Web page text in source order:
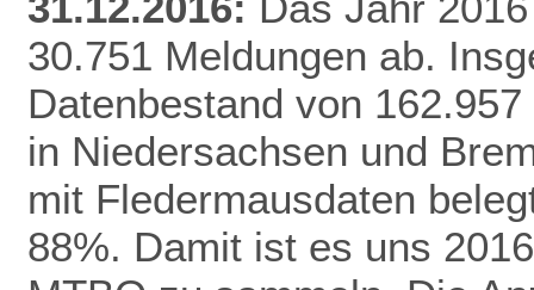
30.751 Meldungen ab.
Datenbestand von
in Niedersachsen und
mit Fledermausdaten
88%. Damit ist es uns